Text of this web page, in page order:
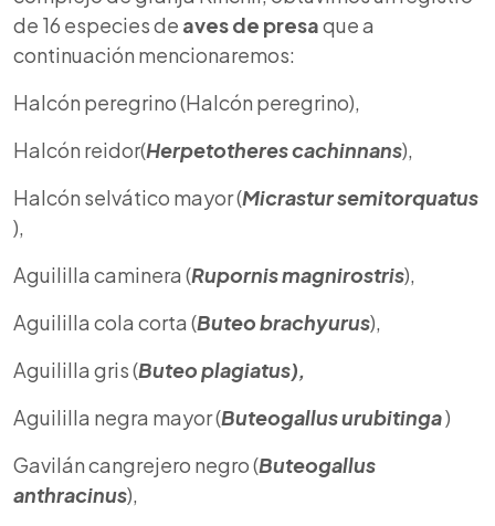
de 16 especies de aves de presaque a
continuación mencionaremos:
Halcón peregrino (Halcón peregrino),
Halcón reidor(Herpetotheres cachinnans),
Halcón selvático mayor (Micrastur semitorquatus
),
Aguililla caminera (Rupornis magnirostris),
Aguililla cola corta (Buteo brachyurus),
Aguililla gris (Buteo plagiatus),
Aguililla negra mayor (Buteogallus urubitinga)
Gavilán cangrejero negro (Buteogallus
anthracinus),